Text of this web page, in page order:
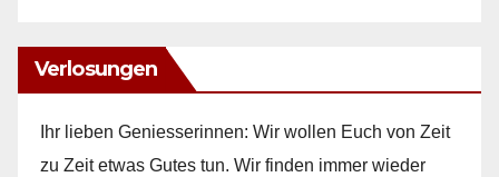
Verlosungen
Ihr lieben Geniesserinnen: Wir wollen Euch von Zeit
zu Zeit etwas Gutes tun. Wir finden immer wieder